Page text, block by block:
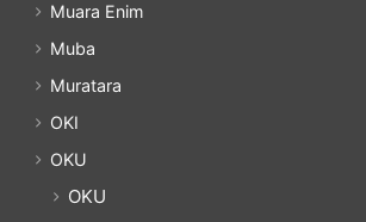
Muara Enim
Muba
Muratara
OKI
OKU
OKU